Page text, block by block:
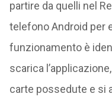
partire da quelli nel
telefono Android per
funzionamento è
scarica
carte possedute e si